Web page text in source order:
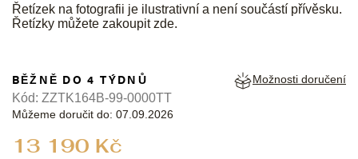
Řetízek na fotografii je ilustrativní a není součástí přívěsku.
Řetízky můžete zakoupitzde.
13 190 Kč
BĚŽNĚ DO 4 TÝDNŮ
Můžeme doručit do: 07.09.2026
Možnosti doručení
Kód: ZZTK164B-99-0000TT